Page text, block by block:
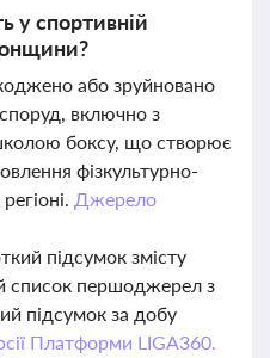
у спортивній
або зруйновано
включно з
боксу, що створює
фізкультурно-
Джерело
підсумок змісту
список першоджерел з
підсумок за добу
Платформи LIGA360.